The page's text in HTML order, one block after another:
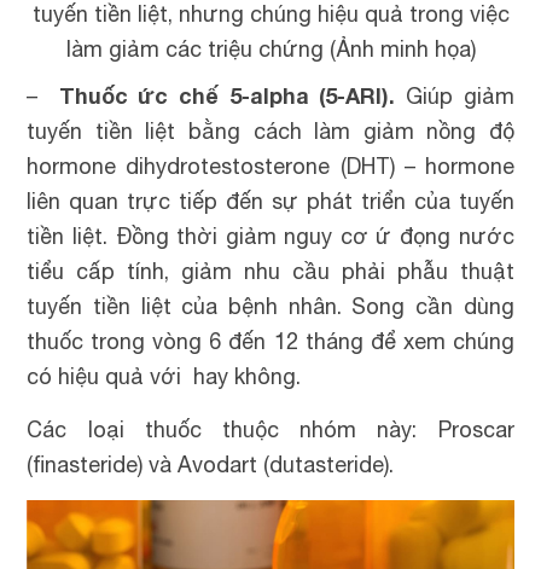
tuyến tiền liệt, nhưng chúng hiệu quả trong việc
làm giảm các triệu chứng (Ảnh minh họa)
–
Thuốc ức chế 5-alpha (5-ARI). Giúp giảm
tuyến tiền liệt bằng cách làm giảm nồng độ
hormone dihydrotestosterone (DHT) – hormone
liên quan trực tiếp đến sự phát triển của tuyến
tiền liệt. Đồng thời giảm nguy cơ ứ đọng nước
tiểu cấp tính, giảm nhu cầu phải phẫu thuật
tuyến tiền liệt của bệnh nhân. Song cần dùng
thuốc trong vòng 6 đến 12 tháng để xem chúng
có hiệu quả với hay không.
Các loại thuốc thuộc nhóm này: Proscar
(finasteride) và Avodart (dutasteride).